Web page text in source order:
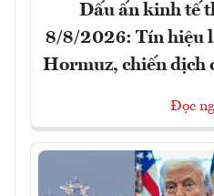
Dấu ấn kinh tế
8/8/2026: Tín hiệu
Hormuz, chiến dịch
Đọc